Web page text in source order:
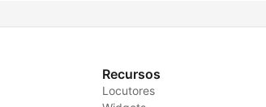
Recursos
Locutores